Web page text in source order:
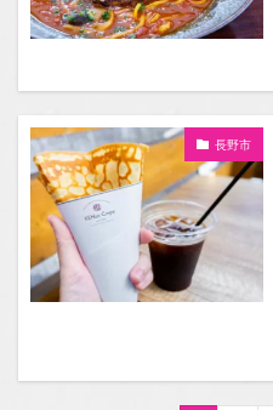
長野市